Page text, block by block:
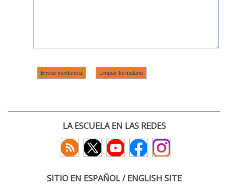
LA ESCUELA EN LAS REDES
SITIO EN ESPAÑOL / ENGLISH SITE